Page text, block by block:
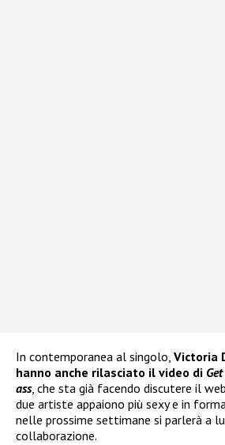
In contemporanea al singolo, Victoria
hanno anche rilasciato il video di
ass, che sta già facendo discutere il
due artiste appaiono più sexy e in
nelle prossime settimane si parlerà a
collaborazione.